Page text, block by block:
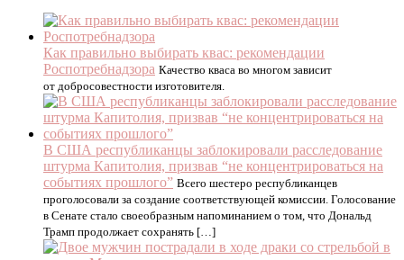
Как правильно выбирать квас: рекомендации
Роспотребнадзора Качество кваса во многом зависит
от добросовестности изготовителя.
В США республиканцы заблокировали расследование
штурма Капитолия, призвав “не концентрироваться на
событиях прошлого” Всего шестеро республиканцев
проголосовали за создание соответствующей комиссии. Голосование
в Сенате стало своеобразным напоминанием о том, что Дональд
Трамп продолжает сохранять […]